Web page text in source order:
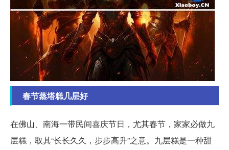
春节蒸塔糕几层好
在佛山、南海一带民间喜庆节日，尤其春节，家家必做九
层糕，取其“长长久久，步步高升”之意。九层糕是一种甜